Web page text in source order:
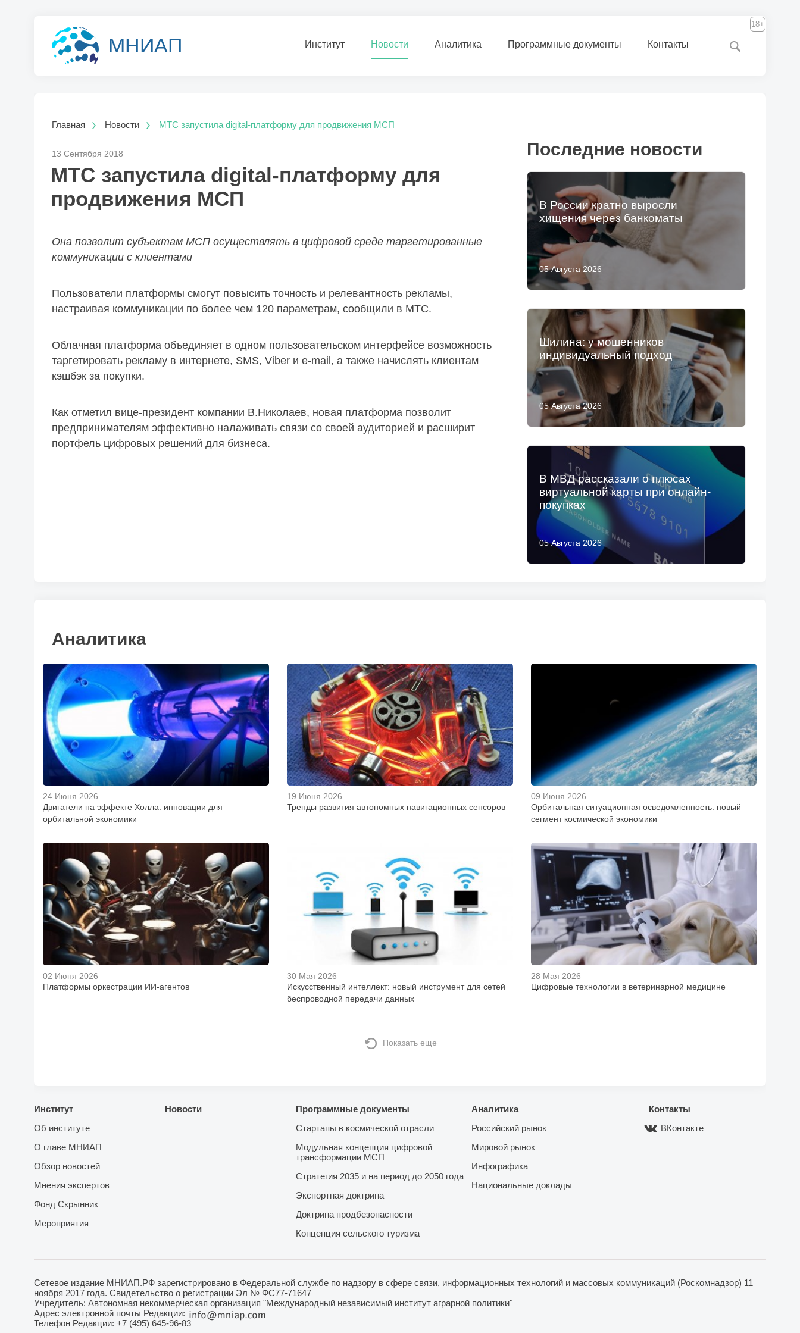
МНИАП Институт Новости Аналитика Программные документы Контакты
18+
Главная Новости МТС запустила digital-платформу для продвижения МСП
13 Сентября 2018
МТС запустила digital-платформу для
продвижения МСП
Она позволит субъектам МСП осуществлять в цифровой среде таргетированные
коммуникации с клиентами
Пользователи платформы смогут повысить точность и релевантность рекламы,
настраивая коммуникации по более чем 120 параметрам, сообщили в МТС.
Облачная платформа объединяет в одном пользовательском интерфейсе возможность
таргетировать рекламу в интернете, SMS, Viber и e-mail, а также начислять клиентам
кэшбэк за покупки.
Как отметил вице-президент компании В.Николаев, новая платформа позволит
предпринимателям эффективно налаживать связи со своей аудиторией и расширит
портфель цифровых решений для бизнеса.
Последние новости
05 Августа 2026
В России кратно выросли
хищения через банкоматы
05 Августа 2026
Шилина: у мошенников
индивидуальный подход
05 Августа 2026
В МВД рассказали о плюсах
виртуальной карты при онлайн-
покупках
Аналитика
24 Июня 2026
Двигатели на эффекте Холла: инновации для
орбитальной экономики
19 Июня 2026
Тренды развития автономных навигационных сенсоров
09 Июня 2026
Орбитальная ситуационная осведомленность: новый
сегмент космической экономики
02 Июня 2026
Платформы оркестрации ИИ-агентов
30 Мая 2026
Искусственный интеллект: новый инструмент для сетей
беспроводной передачи данных
28 Мая 2026
Цифровые технологии в ветеринарной медицине
Показать еще
Институт
Об институте
О главе МНИАП
Обзор новостей
Мнения экспертов
Фонд Скрынник
Мероприятия
Новости
Программные документы
Стартапы в космической отрасли
Модульная концепция цифровой
трансформации МСП
Стратегия 2035 и на период до 2050 года
Экспортная доктрина
Доктрина продбезопасности
Концепция сельского туризма
Аналитика
Российский рынок
Мировой рынок
Инфографика
Национальные доклады
Контакты
ВКонтакте
Сетевое издание МНИАП.РФ зарегистрировано в Федеральной службе по надзору в сфере связи, информационных технологий и массовых коммуникаций (Роскомнадзор) 11
ноября 2017 года. Свидетельство о регистрации Эл № ФС77-71647
Учредитель: Автономная некоммерческая организация "Международный независимый институт аграрной политики"
Адрес электронной почты Редакции:
Телефон Редакции: +7 (495) 645-96-83